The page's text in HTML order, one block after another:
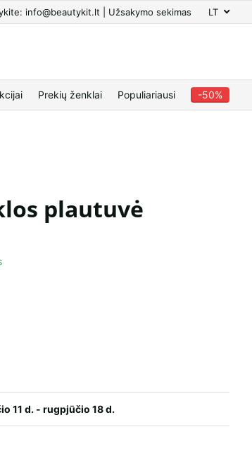
info@beautykit.lt | Užsakymo sekimas LT
Prekių ženklai Populiariausi -50%
plautuvė
11 d. - rugpjūčio 18 d.